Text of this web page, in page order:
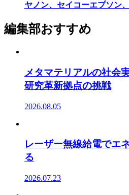
ヤノン、セイコーエプソン
編集部おすすめ
メタマテリアルの社会
研究革新拠点の挑戦
2026.08.05
レーザー無線給電でエ
る
2026.07.23